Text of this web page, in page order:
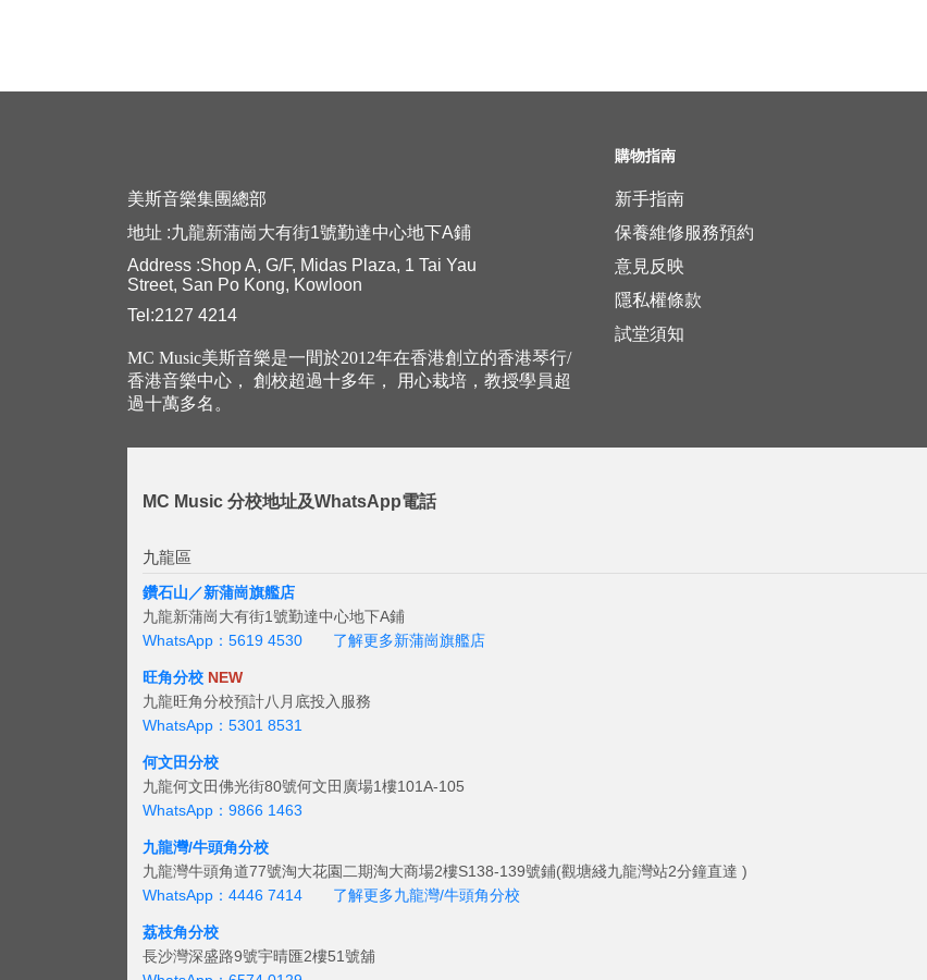
購物指南
美斯音樂集團總部
地址 :九龍新蒲崗大有街1號勤達中心地下A鋪
Address :Shop A, G/F, Midas Plaza, 1 Tai Yau
Street, San Po Kong, Kowloon
Tel:2127 4214
新手指南
保養維修服務預約
意見反映
隱私權條款
試堂須知
MC Music美斯音樂是一間於2012年在香港創立的香港琴行/
香港音樂中心， 創校超過十多年， 用心栽培，教授學員超
過十萬多名。
MC Music 分校地址及WhatsApp電話
九龍區
鑽石山／新蒲崗旗艦店
九龍新蒲崗大有街1號勤達中心地下A鋪
WhatsApp：5619 4530
了解更多新蒲崗旗艦店
旺角分校 NEW
九龍旺角分校預計八月底投入服務
WhatsApp：5301 8531
何文田分校
九龍何文田佛光街80號何文田廣場1樓101A-105
WhatsApp：9866 1463
九龍灣/牛頭角分校
九龍灣牛頭角道77號淘大花園二期淘大商場2樓S138-139號鋪(觀塘綫九龍灣站2分鐘直達 )
WhatsApp：4446 7414
了解更多九龍灣/牛頭角分校
荔枝角分校
長沙灣深盛路9號宇晴匯2樓51號舖